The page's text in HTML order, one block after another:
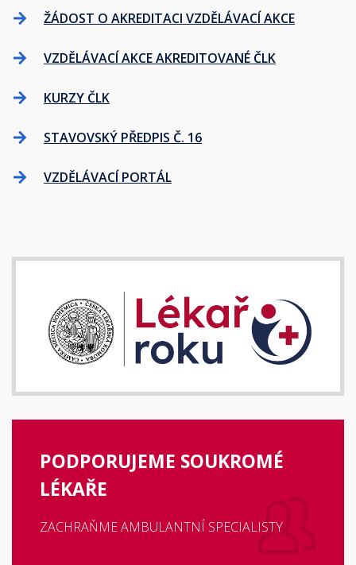
ŽÁDOST O AKREDITACI VZDĚLÁVACÍ AKCE
VZDĚLÁVACÍ AKCE AKREDITOVANÉ ČLK
KURZY ČLK
STAVOVSKÝ PŘEDPIS Č. 16
VZDĚLÁVACÍ PORTÁL
PODPORUJEME SOUKROMÉ
LÉKAŘE
ZACHRAŇME AMBULANTNÍ SPECIALISTY